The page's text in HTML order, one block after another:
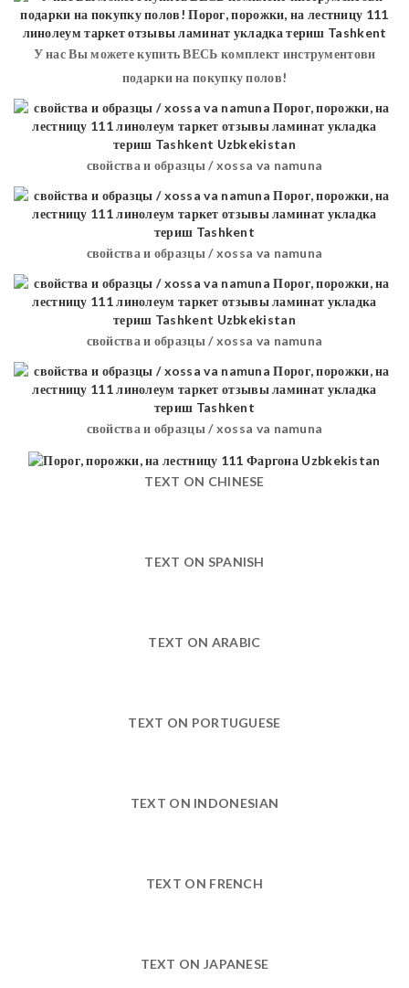
У нас Вы можете купить ВЕСЬ комплект инструментови
подарки на покупку полов!
свойства и образцы / xossa va namuna
свойства и образцы / xossa va namuna
свойства и образцы / xossa va namuna
свойства и образцы / xossa va namuna
TEXT ON CHINESE
TEXT ON SPANISH
TEXT ON ARABIC
TEXT ON PORTUGUESE
TEXT ON INDONESIAN
TEXT ON FRENCH
TEXT ON JAPANESE